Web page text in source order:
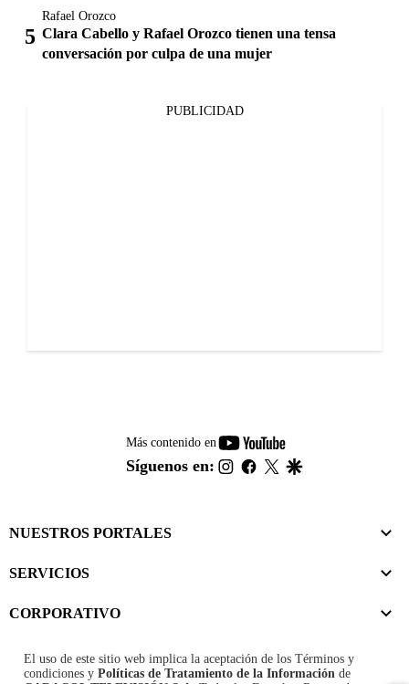
Rafael Orozco
Clara Cabello y Rafael Orozco tienen una tensa
conversación por culpa de una mujer
PUBLICIDAD
Más contenido en
youtube-
footer
Síguenos en: instagram
facebook
twitter
NUESTROS PORTALES
SERVICIOS
CORPORATIVO
El uso de este sitio web implica la aceptación de los Términos y
condiciones y Políticas de Tratamiento de la Información de